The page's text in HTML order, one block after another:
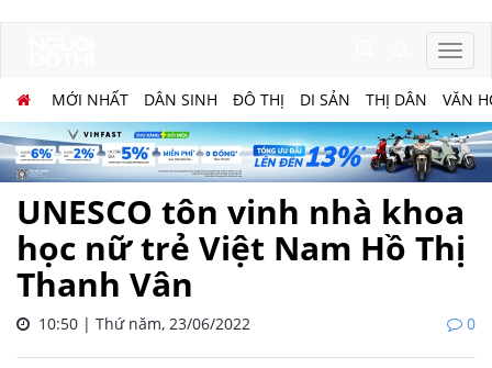
MỚI NHẤT DÂN SINH ĐÔ THỊ DI SẢN THỊ DÂN VĂN
UNESCO tôn vinh nhà khoa
học nữ trẻ Việt Nam Hồ Thị
Thanh Vân
10:50 | Thứ năm, 23/06/2022 0